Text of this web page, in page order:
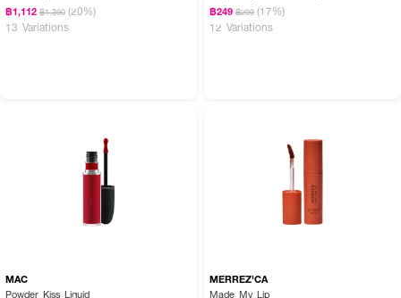
฿1,112 ฿1,390 (20%)
13 Variations
฿249 ฿299 (17%)
12 Variations
MAC
Powder Kiss Liquid
MERREZ'CA
Made My Lip